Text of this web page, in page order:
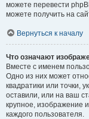
можете перевести
можете получить на
Вернуться к началу
Что означают
Вместе с именем
Одно из них может
квадратики или точки,
оставили, или на ваш
крупное, изображение
каждого пользователя.